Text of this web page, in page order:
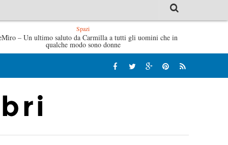
le mattine di Sybil – Virginia Evans
Spazi
– Un ultimo saluto da Carmilla a tutti gli uomini che in
qualche modo sono donne